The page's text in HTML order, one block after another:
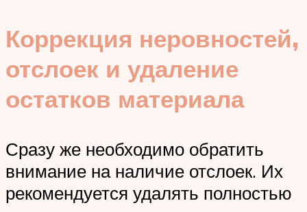
Коррекция неровностей,
отслоек и удаление
остатков материала
Сразу же необходимо обратить
внимание на наличие отслоек. Их
рекомендуется удалять полностью